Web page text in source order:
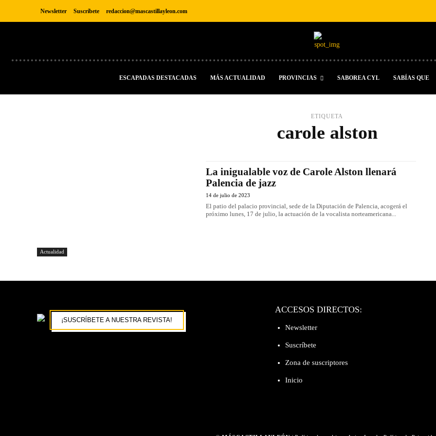
Newsletter Suscríbete redaccion@mascastillayleon.com
ESCAPADAS DESTACADAS MÁS ACTUALIDAD PROVINCIAS SABOREA CYL SABÍAS QUE
ETIQUETA
carole alston
Actualidad
La inigualable voz de Carole Alston llenará
Palencia de jazz
14 de julio de 2023
El patio del palacio provincial, sede de la Diputación de Palencia, acogerá el
próximo lunes, 17 de julio, la actuación de la vocalista norteamericana...
¡SUSCRÍBETE A NUESTRA REVISTA!
ACCESOS DIRECTOS:
Newsletter
Suscríbete
Zona de suscriptores
Inicio